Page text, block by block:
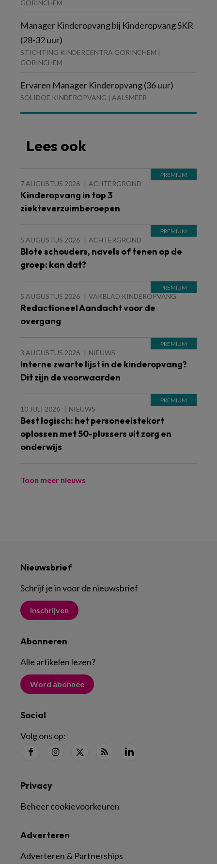
GORINCHEM
Manager Kinderopvang bij Kinderopvang SKR
(28-32 uur)
STICHTING KINDERCENTRA GORINCHEM |
GORINCHEM
Ervaren Manager Kinderopvang (36 uur)
SOLIDOE KINDEROPVANG | AALSMEER
Lees ook
7 AUGUSTUS 2026 ACHTERGROND
Kinderopvang in top 3
ziekteverzuimberoepen
5 AUGUSTUS 2026 ACHTERGROND
Blote schouders, navels of tenen op de
groep: kan dat?
5 AUGUSTUS 2026 VAKBLAD KINDEROPVANG
Redactioneel Aandacht voor de
overgang
3 AUGUSTUS 2026 NIEUWS
Interne zwarte lijst in de kinderopvang?
Dit zijn de voorwaarden
10 JULI 2026 NIEUWS
Best logisch: het personeelstekort
oplossen met 50-plussers uit zorg en
onderwijs
Toon meer nieuws
Nieuwsbrief
Schrijf je in voor de nieuwsbrief
Inschrijven
Abonneren
Alle artikelen lezen?
Word abonnee
Social
Volg ons op:
Adverteren
Adverteren & Partnerships
Privacy
Beheer cookievoorkeuren